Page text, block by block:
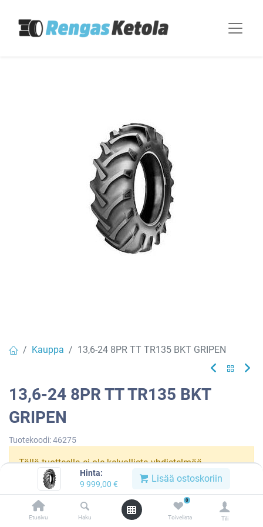
Hinta:
9 999,00 € Lisää ostoskoriin
Etusivu Haku
0
Toivelista Tili
Kauppa 13,6-24 8PR TT TR135 BKT GRIPEN
13,6-24 8PR TT TR135 BKT
GRIPEN
Tuotekoodi:46275
Tällä tuotteella ei ole kelvollista yhdistelmää.